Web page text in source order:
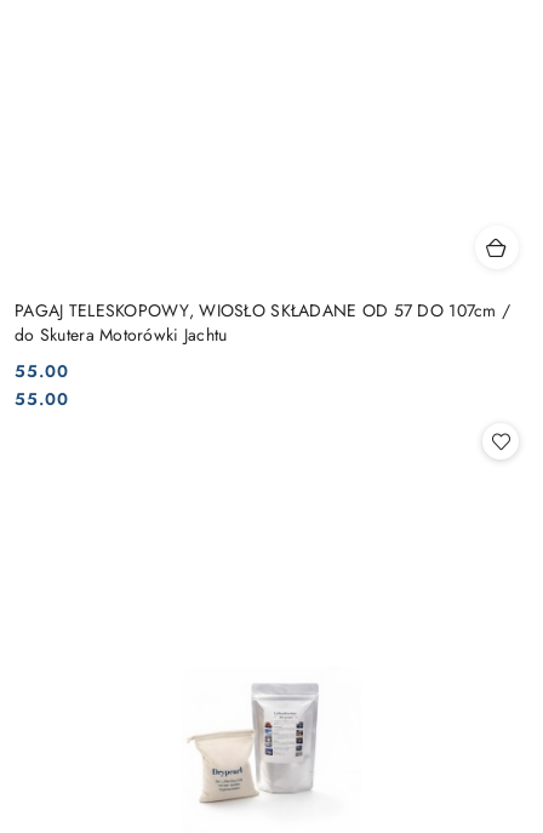
PAGAJ TELESKOPOWY, WIOSŁO SKŁADANE OD 57 DO 107cm /
do Skutera Motorówki Jachtu
Cena:
55.00
Cena:
55.00